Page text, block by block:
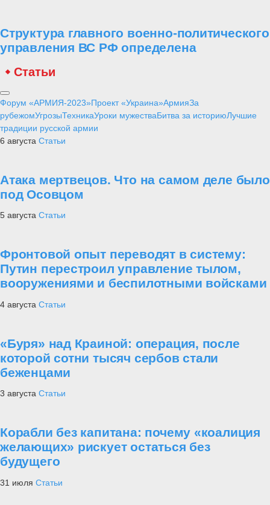
Структура главного военно-политического
управления ВС РФ определена
Статьи
Форум «АРМИЯ-2023»Проект «Украина»АрмияЗа
рубежомУгрозыТехникаУроки мужестваБитва за историюЛучшие
традиции русской армии
6 августа Статьи
Атака мертвецов. Что на самом деле было
под Осовцом
5 августа Статьи
Фронтовой опыт переводят в систему:
Путин перестроил управление тылом,
вооружениями и беспилотными войсками
4 августа Статьи
«Буря» над Краиной: операция, после
которой сотни тысяч сербов стали
беженцами
3 августа Статьи
Корабли без капитана: почему «коалиция
желающих» рискует остаться без
будущего
31 июля Статьи